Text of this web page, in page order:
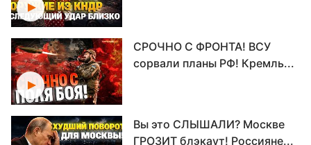
СРОЧНО С ФРОНТА! ВСУ
сорвали планы РФ! Кремль...
Вы это СЛЫШАЛИ? Москве
ГРОЗИТ блэкаут! Россияне...